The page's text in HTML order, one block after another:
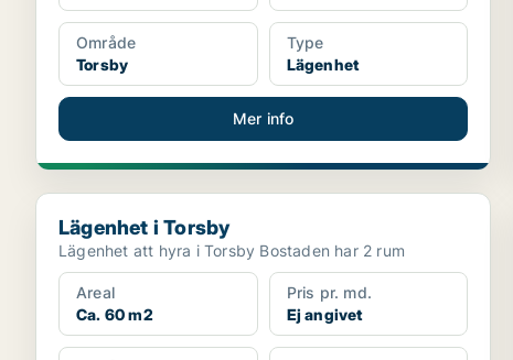
Område
Torsby
Type
Lägenhet
Mer info
Lägenhet i Torsby
Lägenhet i Torsby
Lägenhet att hyra i Torsby Bostaden har 2 rum
Areal
Ca. 60 m2
Pris pr. md.
Ej angivet